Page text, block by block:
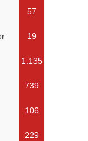
57
19
1.135
739
106
229